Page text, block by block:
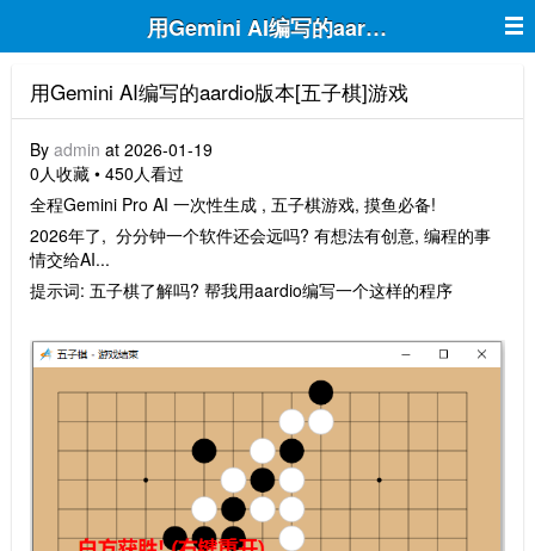
用Gemini AI编写的aardio版本[五子棋]
用Gemini AI编写的aardio版本[五子棋]游戏
By admin at 2026-01-19
0人收藏 • 450人看过
全程Gemini Pro AI 一次性生成 , 五子棋游戏, 摸鱼必备!
2026年了, 分分钟一个软件还会远吗? 有想法有创意, 编程的事
情交给AI...
提示词: 五子棋了解吗? 帮我用aardio编写一个这样的程序